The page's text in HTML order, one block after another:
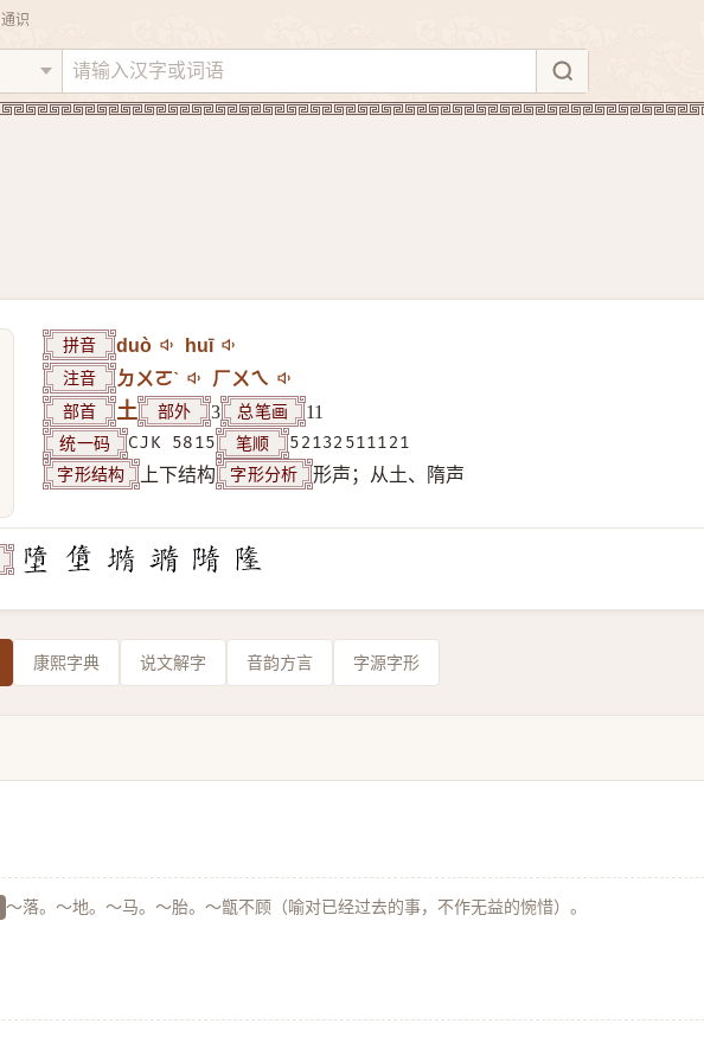
通识
拼音 duò huī
注音 ㄉㄨㄛˋ ㄏㄨㄟ
部首 土 部外 3 总笔画 11
统一码 CJK 5815 笔顺 52132511121
字形结构 上下结构 字形分析 形声；从土、隋声
康熙字典 说文解字 音韵方言 字源字形
～落。～地。～马。～胎。～甑不顾（喻对已经过去的事，不作无益的惋惜）。